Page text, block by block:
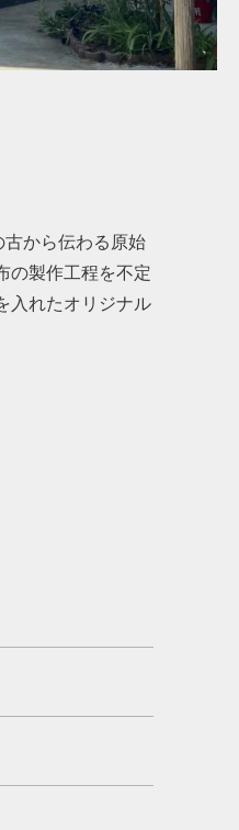
から伝わる原始
の製作工程を不定
入れたオリジナル